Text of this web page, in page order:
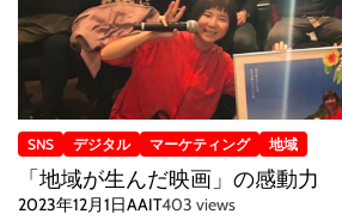
SNS デジタル マーケティング 地域
「地域が生んだ映画」の感動力
2023年12月1日AAIT403 views